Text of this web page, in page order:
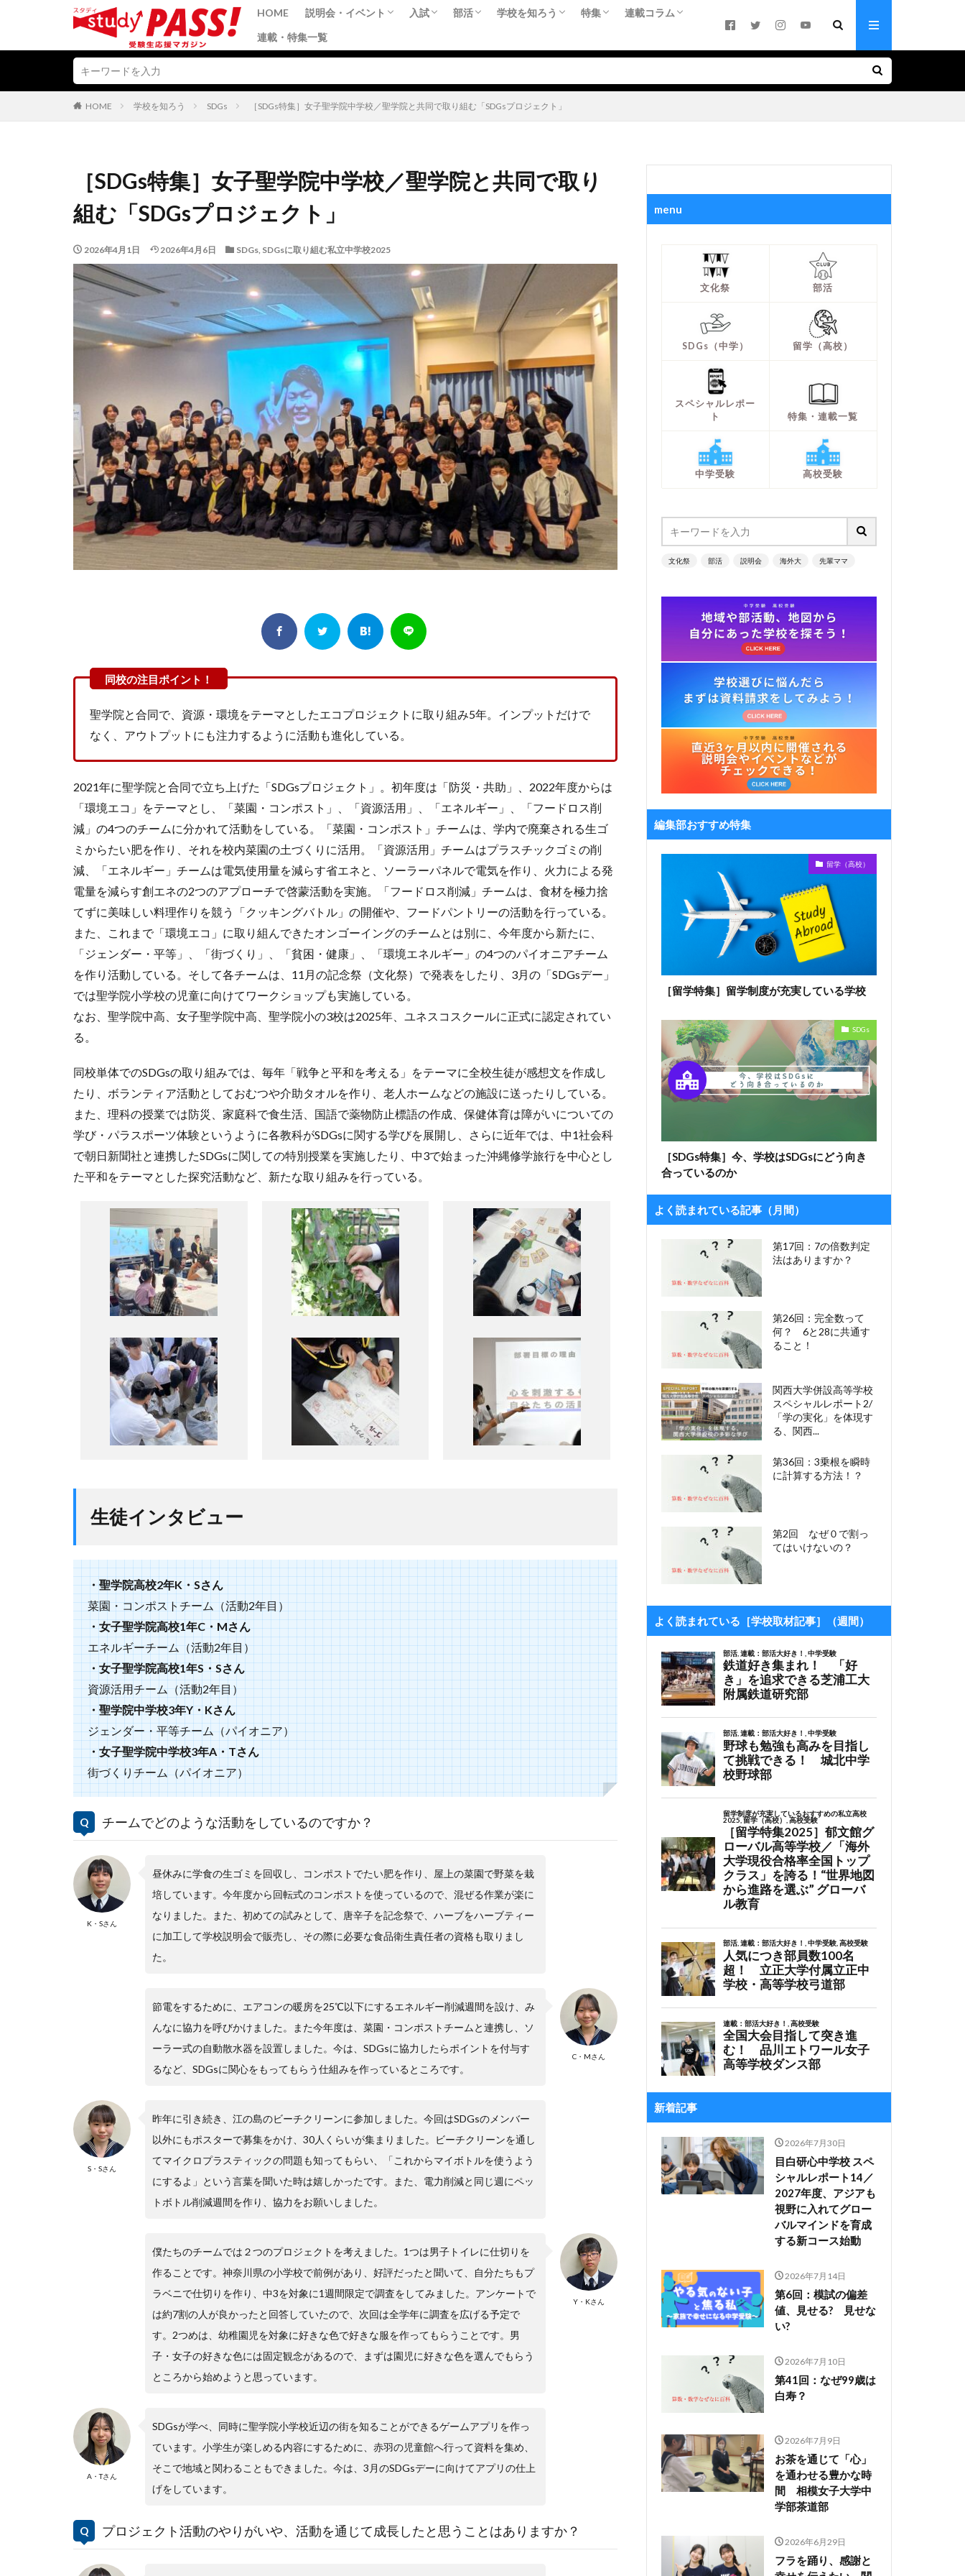
HOME 説明会・イベント
（中学受験）時期別におすすめな学校説明会
（高校受験）中学3年生の1年間をどう過ご
【文化祭日程一覧】
入試 部活 学校を知ろう 特集 連載コラム
連載・特集一覧
HOME 学校を知ろう SDGs ［SDGs特集］女子聖学院中学校／聖学院と共同で取り組む「SDGsプロジェクト」
［SDGs特集］女子聖学院中学校／聖学院と共同で取り
組む「SDGsプロジェクト」
2026年4月1日 2026年4月6日 SDGs, SDGsに取り組む私立中学校2025
聖学院と合同で、資源・環境をテーマとしたエコプロジェクトに取り組み5年。インプットだけで
なく、アウトプットにも注力するように活動も進化している。
2021年に聖学院と合同で立ち上げた「SDGsプロジェクト」。初年度は「防災・共助」、2022年度からは
「環境エコ」をテーマとし、「菜園・コンポスト」、「資源活用」、「エネルギー」、「フードロス削
減」の4つのチームに分かれて活動をしている。「菜園・コンポスト」チームは、学内で廃棄される生ゴ
ミからたい肥を作り、それを校内菜園の土づくりに活用。「資源活用」チームはプラスチックゴミの削
減、「エネルギー」チームは電気使用量を減らす省エネと、ソーラーパネルで電気を作り、火力による発
電量を減らす創エネの2つのアプローチで啓蒙活動を実施。「フードロス削減」チームは、食材を極力捨
てずに美味しい料理作りを競う「クッキングバトル」の開催や、フードパントリーの活動を行っている。
また、これまで「環境エコ」に取り組んできたオンゴーイングのチームとは別に、今年度から新たに、
「ジェンダー・平等」、「街づくり」、「貧困・健康」、「環境エネルギー」の4つのパイオニアチーム
を作り活動している。そして各チームは、11月の記念祭（文化祭）で発表をしたり、3月の「SDGsデー」
では聖学院小学校の児童に向けてワークショップも実施している。
なお、聖学院中⾼、⼥⼦聖学院中⾼、聖学院⼩の3校は2025年、ユネスコスクールに正式に認定されてい
る。
同校単体でのSDGsの取り組みでは、毎年「戦争と平和を考える」をテーマに全校生徒が感想文を作成し
たり、ボランティア活動としておむつや介助タオルを作り、老人ホームなどの施設に送ったりしている。
また、理科の授業では防災、家庭科で食生活、国語で薬物防止標語の作成、保健体育は障がいについての
学び・パラスポーツ体験というように各教科がSDGsに関する学びを展開し、さらに近年では、中1社会科
で朝日新聞社と連携したSDGsに関しての特別授業を実施したり、中3で始まった沖縄修学旅行を中心とし
た平和をテーマとした探究活動など、新たな取り組みを行っている。
生徒インタビュー
・聖学院高校2年K・Sさん
菜園・コンポストチーム（活動2年目）
・女子聖学院高校1年C・Mさん
エネルギーチーム（活動2年目）
・女子聖学院高校1年S・Sさん
資源活用チーム（活動2年目）
・聖学院中学校3年Y・Kさん
ジェンダー・平等チーム（パイオニア）
・女子聖学院中学校3年A・Tさん
街づくりチーム（パイオニア）
チームでどのような活動をしているのですか？
K・Sさん
昼休みに学食の生ゴミを回収し、コンポストでたい肥を作り、屋上の菜園で野菜を栽
培しています。今年度から回転式のコンポストを使っているので、混ぜる作業が楽に
なりました。また、初めての試みとして、唐辛子を記念祭で、ハーブをハーブティー
に加工して学校説明会で販売し、その際に必要な食品衛生責任者の資格も取りまし
た。
C・Mさん
節電をするために、エアコンの暖房を25℃以下にするエネルギー削減週間を設け、み
んなに協力を呼びかけました。また今年度は、菜園・コンポストチームと連携し、ソ
ーラー式の自動散水器を設置しました。今は、SDGsに協力したらポイントを付与す
るなど、SDGsに関心をもってもらう仕組みを作っているところです。
S・Sさん
昨年に引き続き、江の島のビーチクリーンに参加しました。今回はSDGsのメンバー
以外にもポスターで募集をかけ、30人くらいが集まりました。ビーチクリーンを通し
てマイクロプラスティックの問題も知ってもらい、「これからマイボトルを使うよう
にするよ」という言葉を聞いた時は嬉しかったです。また、電力削減と同じ週にペッ
トボトル削減週間を作り、協力をお願いしました。
Y・Kさん
僕たちのチームでは２つのプロジェクトを考えました。1つは男子トイレに仕切りを
作ることです。神奈川県の小学校で前例があり、好評だったと聞いて、自分たちもプ
ラベニで仕切りを作り、中3を対象に1週間限定で調査をしてみました。アンケートで
は約7割の人が良かったと回答していたので、次回は全学年に調査を広げる予定で
す。2つめは、幼稚園児を対象に好きな色で好きな服を作ってもらうことです。男
子・女子の好きな色には固定観念があるので、まずは園児に好きな色を選んでもらう
ところから始めようと思っています。
A・Tさん
SDGsが学べ、同時に聖学院小学校近辺の街を知ることができるゲームアプリを作っ
ています。小学生が楽しめる内容にするために、赤羽の児童館へ行って資料を集め、
そこで地域と関わることもできました。今は、3月のSDGsデーに向けてアプリの仕上
げをしています。
プロジェクト活動のやりがいや、活動を通じて成長したと思うことはありますか？
menu
文化祭 部活
SDGs（中学） 留学（高校）
スペシャルレポー
ト
特集・連載一覧
中学受験 高校受験
文化祭 部活 説明会 海外大 先輩ママ
編集部おすすめ特集
留学（高校）
［留学特集］留学制度が充実している学校
SDGs
［SDGs特集］今、学校はSDGsにどう向き
合っているのか
よく読まれている記事（月間）
第17回：7の倍数判定
法はありますか？
第26回：完全数って
何？ 6と28に共通す
ること！
関西大学併設高等学校
スペシャルレポート2/
「学の実化」を体現す
る、関西...
第36回：3乗根を瞬時
に計算する方法！？
第2回 なぜ０で割っ
てはいけないの？
よく読まれている［学校取材記事］（週間）
新着記事
2026年7月30日
目白研心中学校 スペ
シャルレポート14／
2027年度、アジアも
視野に入れてグロー
バルマインドを育成
する新コース始動
2026年7月14日
第6回：模試の偏差
値、見せる? 見せな
い?
2026年7月10日
第41回：なぜ99歳は
白寿？
2026年7月9日
お茶を通じて「心」
を通わせる豊かな時
間 相模女子大学中
学部茶道部
2026年6月29日
フラを踊り、感謝と